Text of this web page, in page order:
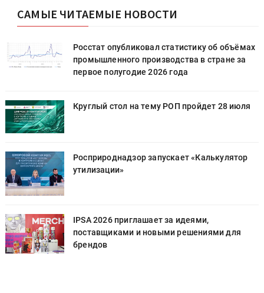
САМЫЕ ЧИТАЕМЫЕ НОВОСТИ
Росстат опубликовал статистику об объёмах
промышленного производства в стране за
первое полугодие 2026 года
Круглый стол на тему РОП пройдет 28 июля
Росприроднадзор запускает «Калькулятор
утилизации»
IPSA 2026 приглашает за идеями,
поставщиками и новыми решениями для
брендов